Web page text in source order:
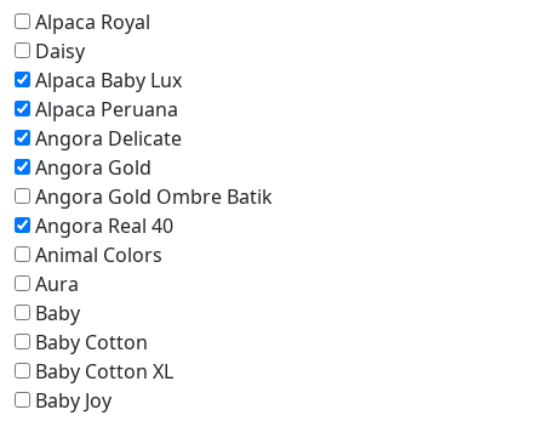
Alpaca Royal
Daisy
Alpaca Baby Lux
Alpaca Peruana
Angora Delicate
Angora Gold
Angora Gold Ombre Batik
Angora Real 40
Animal Colors
Aura
Baby
Baby Cotton
Baby Cotton XL
Baby Joy